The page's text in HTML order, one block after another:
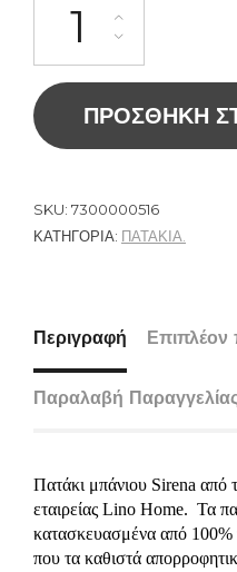
ΠΡΟΣΘΉΚΗ
SKU: 7300000516
ΚΑΤΗΓΟΡΊΑ: ΠΑΤΑΚΙΑ.
Περιγραφή Επιπλέον
Παραλαβή
Πατάκι μπάνιου Sirena από
εταιρείας Lino Home. Τα
κατασκευασμένα από
που τα καθιστά